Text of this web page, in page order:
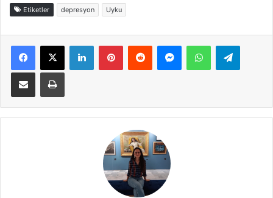
Etiketler depresyon Uyku
Facebook
X LinkedInPinterestReddit MessengerWhatsApp
E-Posta ile paylaş Yazdır